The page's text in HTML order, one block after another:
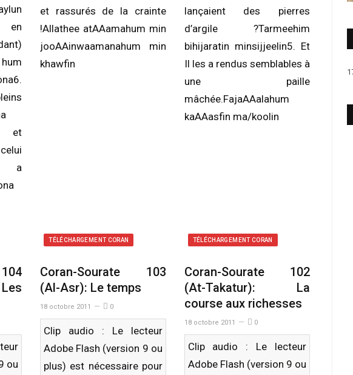
en
et
a
et rassurés de la crainte
!Allathee atAAamahum min
jooAAinwaamanahum min
khawfin
lançaient des pierres
d’argile ?Tarmeehim
bihijaratin minsijjeelin5. Et
Il les a rendus semblables à
une paille
mâchée.FajaAAalahum
kaAAasfin ma/koolin
ou
TÉLÉCHARGEMENT CORAN
Coran-Sourate 103
(Al-Asr): Le temps
18 octobre 2011 0
Clip audio : Le lecteur
Adobe Flash (version 9 ou
plus) est nécessaire pour
TÉLÉCHARGEMENT CORAN
Coran-Sourate 102
(At-Takatur): La
course aux richesses
18 octobre 2011 0
Clip audio : Le lecteur
Adobe Flash (version 9 ou